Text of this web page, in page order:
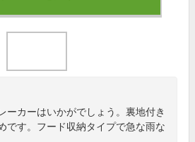
ーカーはいかがでしょう。裏地付き
です。フード収納タイプで急な雨な